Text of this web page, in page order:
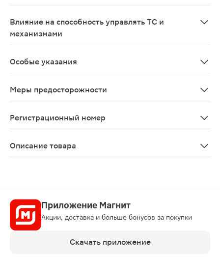
Влияние на способность управлять ТС и
механизмами
Особые указания
Меры предосторожности
Регистрационный номер
Описание товара
Приложение Магнит
Акции, доставка и больше бонусов за покупки
Скачать приложение